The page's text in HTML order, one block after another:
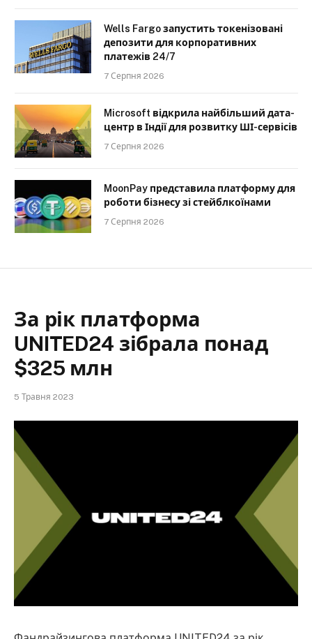
Wells Fargo запустить токенізовані
депозити для корпоративних
платежів 24/7
7 Серпня 2026
Microsoft відкрила найбільший дата-
центр в Індії для розвитку ШІ-сервісів
7 Серпня 2026
MoonPay представила платформу для
роботи бізнесу зі стейблкоїнами
7 Серпня 2026
За рік платформа
UNITED24 зібрала понад
$325 млн
5 Травня 2023